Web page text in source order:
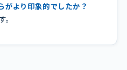
がより印象的でしたか？